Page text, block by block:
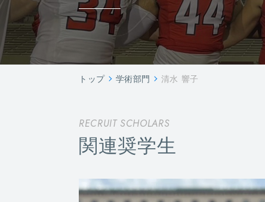
トップ 学術部門 清水 響子
RECRUIT SCHOLARS
関連奨学生